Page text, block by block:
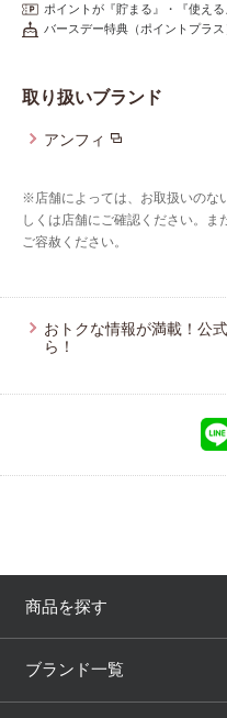
SNSアカウント一覧
プレゼント・キャンペ
お問い合わせ
よくあるご質問
ポイントが『貯まる』・『使える
バースデー特典（ポイントプラス
取り扱いブランド
アンフィ
※店舗によっては、お取扱いのな
しくは店舗にご確認ください。ま
ご容赦ください。
おトクな情報が満載！公
ら！
商品を探す
アイテム
ブランド一覧